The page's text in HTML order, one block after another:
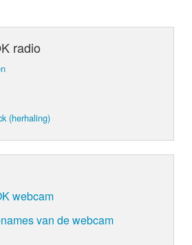
radio
(herhaling)
webcam
van de webcam